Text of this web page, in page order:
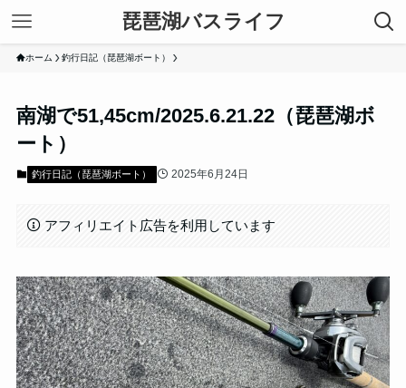
琵琶湖バスライフ
ホーム 釣行日記（琵琶湖ボート）
南湖で51,45cm/2025.6.21.22（琵琶湖ボ
ート）
釣行日記（琵琶湖ボート） 2025年6月24日
アフィリエイト広告を利用しています